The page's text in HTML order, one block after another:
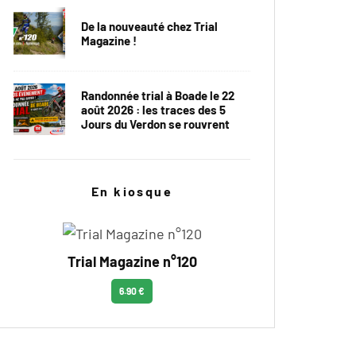
De la nouveauté chez Trial
Magazine !
Randonnée trial à Boade le 22
août 2026 : les traces des 5
Jours du Verdon se rouvrent
En kiosque
Trial Magazine n°120
6.90 €